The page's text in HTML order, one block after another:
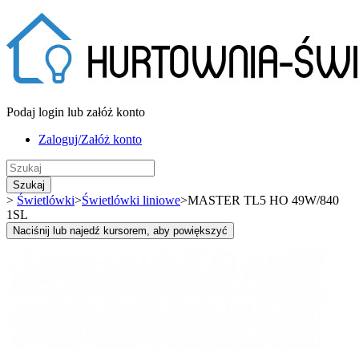
Podaj login lub załóż konto
Zaloguj/Załóż konto
Szukaj
> Świetlówki>Świetlówki liniowe>MASTER TL5 HO 49W/840
1SL
Naciśnij lub najedź kursorem, aby powiększyć